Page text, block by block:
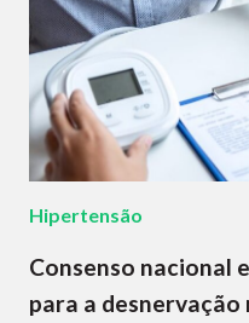
Hipertensão
Consenso nacional
para a